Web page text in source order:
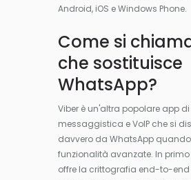
Android, iOS e Windows Phone.
Come si
che sostituisce
WhatsApp?
Viber è un'altra popolare app di
messaggistica e VoIP che si
davvero da WhatsApp
funzionalità avanzate. In
offre la crittografia end-to-end